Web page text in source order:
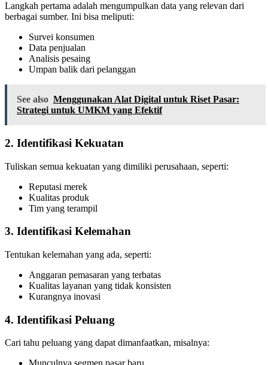
Langkah pertama adalah mengumpulkan data yang relevan dari
berbagai sumber. Ini bisa meliputi:
Survei konsumen
Data penjualan
Analisis pesaing
Umpan balik dari pelanggan
See also Menggunakan Alat Digital untuk Riset Pasar:
Strategi untuk UMKM yang Efektif
2. Identifikasi Kekuatan
Tuliskan semua kekuatan yang dimiliki perusahaan, seperti:
Reputasi merek
Kualitas produk
Tim yang terampil
3. Identifikasi Kelemahan
Tentukan kelemahan yang ada, seperti:
Anggaran pemasaran yang terbatas
Kualitas layanan yang tidak konsisten
Kurangnya inovasi
4. Identifikasi Peluang
Cari tahu peluang yang dapat dimanfaatkan, misalnya: